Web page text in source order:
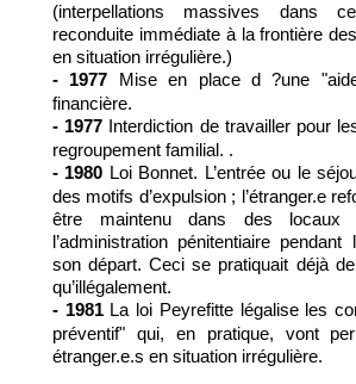
(interpellations massives dans
reconduite immédiate à la frontière
en situation irrégulière.)
- 1977 Mise en place d ?une
financière.
- 1977 Interdiction de travailler pour
regroupement familial. .
- 1980 Loi Bonnet. L’entrée ou le
des motifs d’expulsion ; l’étranger.e
être maintenu dans des
l’administration pénitentiaire
son départ. Ceci se pratiquait déjà
qu’illégalement.
- 1981La loi Peyrefitte légalise les
préventif" qui, en pratique, vont
étranger.e.s en situation irrégulière.